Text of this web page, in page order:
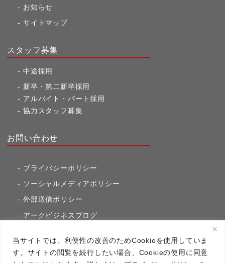
当サイトでは、利便性の改善のためCookieを使用していま
す。サイトの閲覧を続行したい場合、Cookieの使用に同意
お知らせ
サイトマップ
スタッフ募集
中途採用
新卒・第二新卒採用
アルバイト・パート採用
協力スタッフ募集
お問い合わせ
プライバシーポリシー
ソーシャルメディアポリシー
外部送信ポリシー
アークビジネスブログ